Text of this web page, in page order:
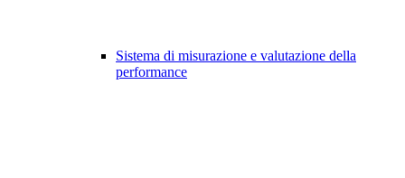
Sistema di misurazione e valutazione della
performance